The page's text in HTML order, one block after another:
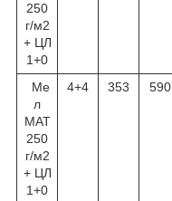
250
г/м2
+ ЦЛ
1+0
Ме
л
МАТ
250
г/м2
+ ЦЛ
1+0
4+4 353 590